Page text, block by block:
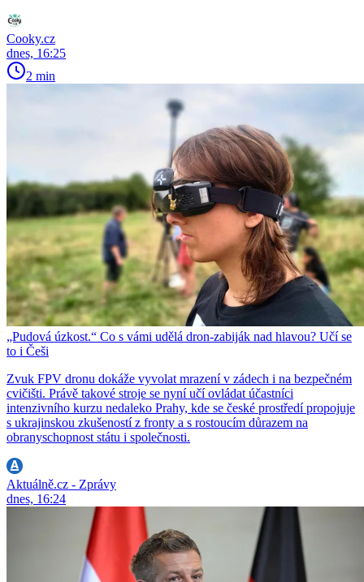
Cooky.cz
dnes, 16:25
2 min
„Pudová úzkost.“ Co s vámi udělá dron-zabiják nad hlavou? Učí se
to i Češi
Zvuk FPV dronu dokáže vyvolat mrazení v zádech i na bezpečném
cvičišti. Právě takové stroje se nyní učí ovládat účastníci
intenzivního kurzu nedaleko Prahy, kde se české prostředí propojuje
s ukrajinskou zkušeností z fronty a s rostoucím důrazem na
obranyschopnost státu i společnosti.
Aktuálně.cz - Zprávy
dnes, 16:24